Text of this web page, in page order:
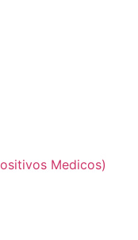
Medicos)